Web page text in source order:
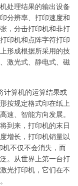
处理结果的输出设备
分辨率、打印速度和
，分击打印机和非打
印机和点阵字符打印
形成根据所采用的技
激光式、静电式、磁
计算机的运算结果或
按规定格式印在纸上
速、智能方向发展。
到来，打印机的末日
增长，打印机销量以
不仅不会消失，而
。从世界上第一台打
光打印机，它们在不